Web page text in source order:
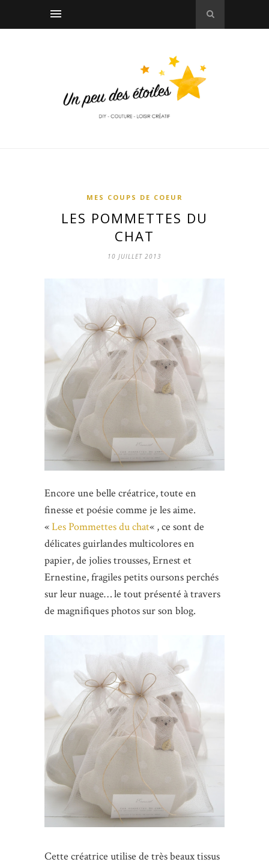
MES COUPS DE COEUR
LES POMMETTES DU
CHAT
10 JUILLET 2013
Encore une belle créatrice, toute en
finesse et poésie comme je les aime.
«Les Pommettes du chat« , ce sont de
délicates guirlandes multicolores en
papier, de jolies trousses, Ernest et
Ernestine, fragiles petits oursons perchés
sur leur nuage… le tout présenté à travers
de magnifiques photos sur son blog.
Cette créatrice utilise de très beaux tissus